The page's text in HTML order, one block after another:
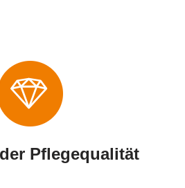
Pflegequalität